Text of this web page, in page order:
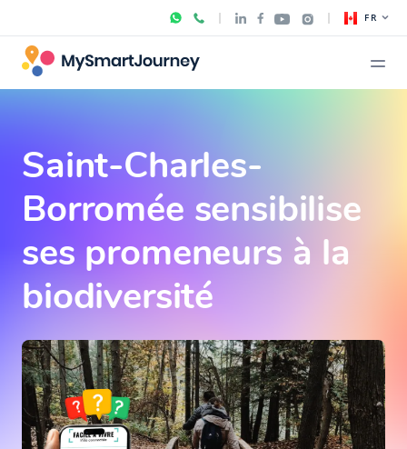
FR
Saint-Charles-
Borromée sensibilise
ses promeneurs à la
biodiversité